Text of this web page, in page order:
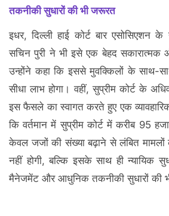
तकनीकी सुधारों की भी जरूरत
इधर, दिल्ली हाई कोर्ट बार एसोसिएशन के
सचिन पुरी ने भी इसे एक बेहद सकारात्मक
उन्होंने कहा कि इससे मुवक्किलों के साथ-
सीधा लाभ होगा। वहीं, सुप्रीम कोर्ट के
इस फैसले का स्वागत करते हुए एक व्यावहारिक
कि वर्तमान में सुप्रीम कोर्ट में करीब 95
केवल जजों की संख्या बढ़ाने से लंबित मामलों
नहीं होगी, बल्कि इसके साथ ही न्यायिक
मैनेजमेंट और आधुनिक तकनीकी सुधारों की